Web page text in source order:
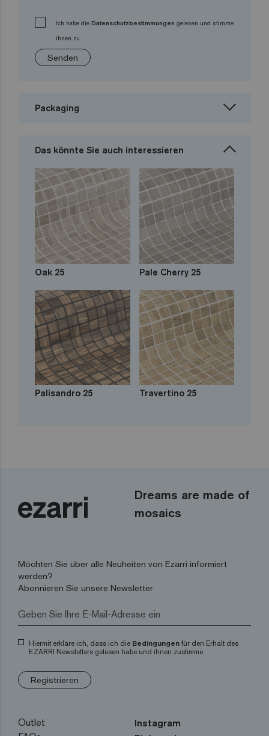
Ich habe die Datenschutzbestimmungen gelesen und stimme
ihnen zu
Senden
Packaging
Das könnte Sie auch interessieren
Oak 25 Pale Cherry 25
Palisandro 25 Travertino 25
Dreams are made of
mosaics
Möchten Sie über alle Neuheiten von Ezarri informiert
werden?
Abonnieren Sie unsere Newsletter
Hiermit erkläre ich, dass ich die Bedingungen für den Erhalt des
EZARRI Newsletters gelesen habe und ihnen zustimme.
Registrieren
Outlet
Instagram